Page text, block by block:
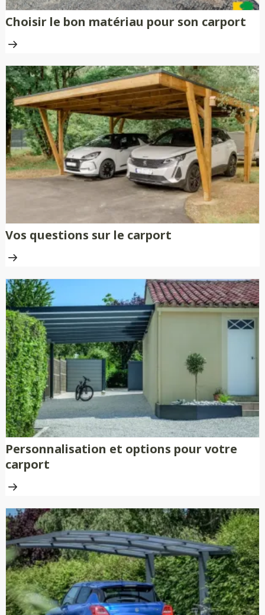
Choisir le bon matériau pour son carport
Vos questions sur le carport
Personnalisation et options pour votre
carport